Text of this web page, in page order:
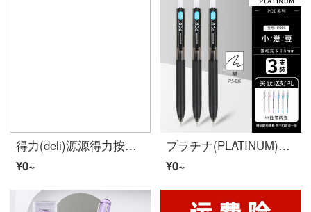
得力(deli)源源得力按动ボールペン签字笔 学生办公笔 0.5mm子弹头 12支/盒黑色 S88-Y
¥0~
プラチナ(PLATINUM)小愛豆0.5 mmピントボブカラーペン学生試験専用ペン多色オプションでサインペンを押して快適にペンを握る黒【3本入り】
¥0~